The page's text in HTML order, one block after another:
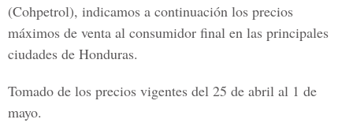
(Cohpetrol), indicamos a continuación los precios
máximos de venta al consumidor final en las principales
ciudades de Honduras.
Tomado de los precios vigentes del 25 de abril al 1 de
mayo.